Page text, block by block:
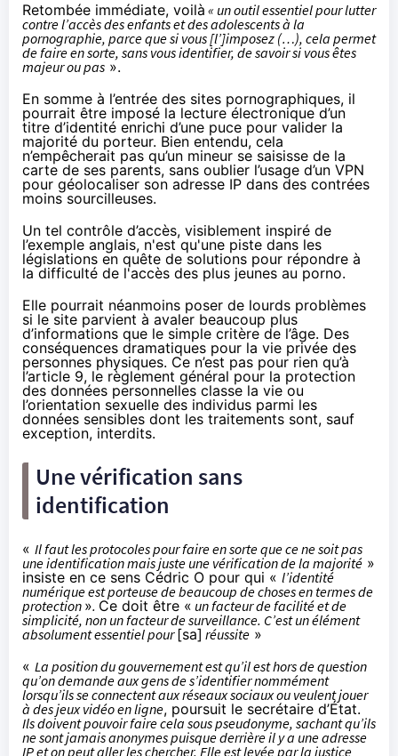
Retombée immédiate, voilà « un outil essentiel pour lutter
contre l’accès des enfants et des adolescents à la
pornographie, parce que si vous [l’]imposez (…), cela permet
de faire en sorte, sans vous identifier, de savoir si vous êtes
majeur ou pas ».
En somme à l’entrée des sites pornographiques, il
pourrait être imposé la lecture électronique d’un
titre d’identité enrichi d’une puce pour valider la
majorité du porteur. Bien entendu, cela
n’empêcherait pas qu’un mineur se saisisse de la
carte de ses parents, sans oublier l’usage d’un VPN
pour géolocaliser son adresse IP dans des contrées
moins sourcilleuses.
Un tel contrôle d’accès, visiblement inspiré de
l’exemple anglais, n'est qu'une piste dans les
législations en quête de solutions pour répondre à
la difficulté de l'accès des plus jeunes au porno.
Elle pourrait néanmoins poser de lourds problèmes
si le site parvient à avaler beaucoup plus
d’informations que le simple critère de l’âge. Des
conséquences dramatiques pour la vie privée des
personnes physiques. Ce n’est pas pour rien qu’à
l’article 9, le règlement général pour la protection
des données personnelles classe la vie ou
l’orientation sexuelle des individus parmi les
données sensibles dont les traitements sont, sauf
exception, interdits.
Une vérification sans
identification
« Il faut les protocoles pour faire en sorte que ce ne soit pas
une identification mais juste une vérification de la majorité »
insiste en ce sens Cédric O pour qui « l’identité
numérique est porteuse de beaucoup de choses en termes de
protection ». Ce doit être « un facteur de facilité et de
simplicité, non un facteur de surveillance. C’est un élément
absolument essentiel pour[sa] réussite »
« La position du gouvernement est qu’il est hors de question
qu’on demande aux gens de s’identifier nommément
lorsqu’ils se connectent aux réseaux sociaux ou veulent jouer
à des jeux vidéo en ligne, poursuit le secrétaire d’État.
Ils doivent pouvoir faire cela sous pseudonyme, sachant qu’ils
ne sont jamais anonymes puisque derrière il y a une adresse
IP et on peut aller les chercher. Elle est levée par la justice